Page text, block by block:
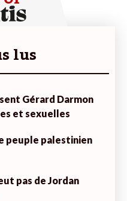
lus
Gérard Darmon
et sexuelles
peuple palestinien
pas de Jordan